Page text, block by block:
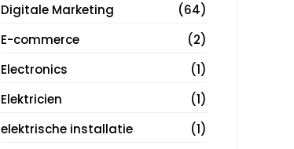
Digitale Marketing
(64)
E-commerce
(2)
Electronics
(1)
Elektricien
(1)
elektrische installatie
(1)